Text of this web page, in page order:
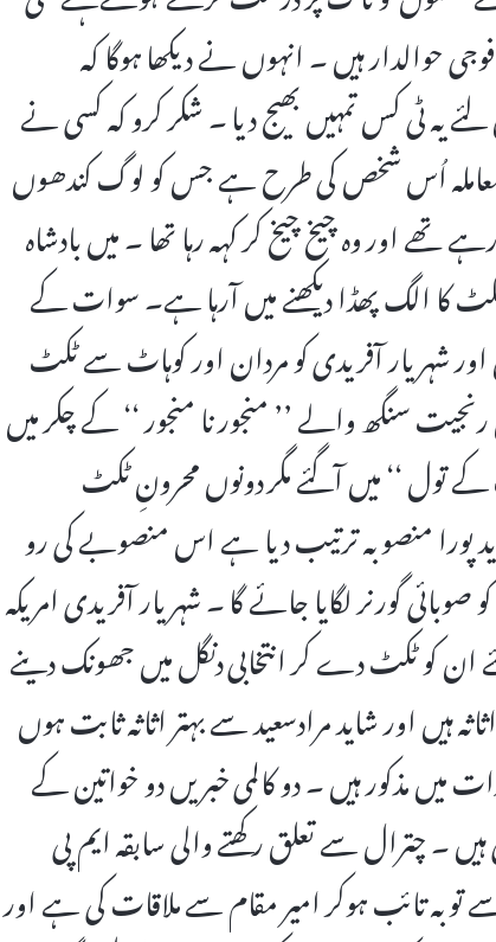
حوالدار ہیں ۔ انہوں نے دیکھا ہوگا کہ
یہ ٹی کس تمہیں بھیج دیا ۔ شکر کرو کہ کسی نے
کا معاملہ اُس شخص کی طرح ہے جس کو لوگ کندھوں
رہے تھے اور وہ چیخ چیخ کر کہہ رہا تھا ۔ میں بادشاہ
کا الگ پھڈا دیکھنے میں آرہا ہے۔ سوات کے
شہریار آفریدی کو مردان اور کوہاٹ سے ٹکٹ
سنگھ والے ’’ منجور نا منجور ‘‘ کے چکر میں
تول ‘‘ میں آگئے مگر دونوں محرونِ ٹکٹ
منصوبہ ترتیب دیا ہے اس منصوبے کی رو
گورنر لگایا جائے گا ۔ شہریار آفریدی امریکہ
کو ٹکٹ دے کر انتخابی دنگل میں جھونک دینے
ہیں اور شاید مرادسعید سے بہتر اثاثہ ثابت ہوں
مذکور ہیں ۔ دو کالمی خبریں دو خواتین کے
۔ چترال سے تعلق رکھتے والی سابقہ ایم پی
تائب ہوکر امیر مقام سے ملاقات کی ہے اور